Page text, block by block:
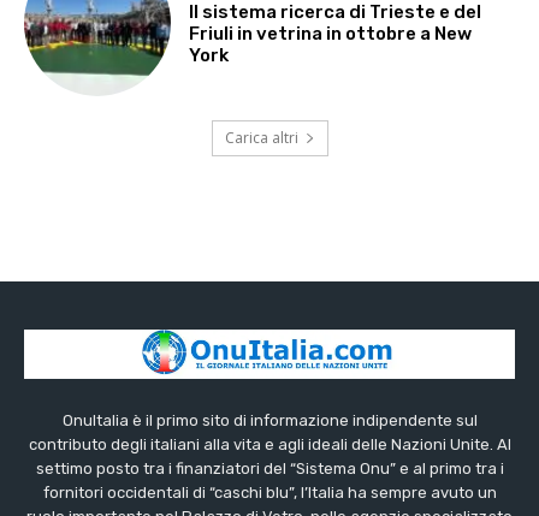
Il sistema ricerca di Trieste e del
Friuli in vetrina in ottobre a New
York
Carica altri
OnuItalia è il primo sito di informazione indipendente sul
contributo degli italiani alla vita e agli ideali delle Nazioni Unite. Al
settimo posto tra i finanziatori del “Sistema Onu” e al primo tra i
fornitori occidentali di “caschi blu”, l’Italia ha sempre avuto un